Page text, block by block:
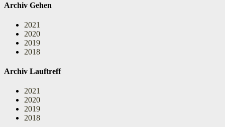
Archiv Gehen
2021
2020
2019
2018
Archiv Lauftreff
2021
2020
2019
2018